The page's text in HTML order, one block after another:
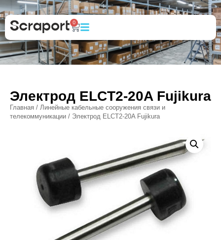
0
Электрод ELCT2-20A Fujikura
Главная / Линейные кабельные сооружения связи и
телекоммуникации / Электрод ELCT2-20A Fujikura